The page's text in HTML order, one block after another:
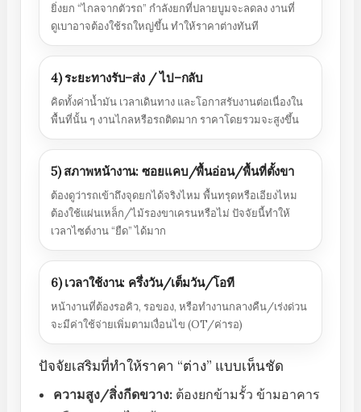
ยิ่งยก “ไกลจากตัวรถ” กำลังยกที่ปลายบูมจะลดลง งานที่
ดูเบาอาจต้องใช้รถใหญ่ขึ้น ทำให้ราคาต่างทันที
4) ระยะทางรับ–ส่ง / ไป–กลับ
คิดทั้งค่าน้ำมัน เวลาเดินทาง และโอกาสรับงานต่อเนื่องใน
พื้นที่นั้น ๆ งานไกลหรือรถติดมาก ราคาโดยรวมจะสูงขึ้น
5) สภาพหน้างาน: ซอยแคบ/พื้นอ่อน/พื้นที่ตั้งขา
ต้องดูว่ารถเข้าถึงจุดยกได้จริงไหม พื้นทรุดหรือเอียงไหม
ต้องใช้แผ่นเหล็ก/ไม้รองขาเครนหรือไม่ ปัจจัยนี้ทำให้
เวลาไซต์งาน “ยืด” ได้มาก
6) เวลาใช้งาน: ครึ่งวัน/เต็มวัน/โอที
หน้างานที่ต้องรอคิว, รอของ, หรือทำงานกลางคืน/เร่งด่วน
จะมีค่าใช้จ่ายเพิ่มตามเงื่อนไข (OT/ค่ารอ)
ปัจจัยเสริมที่ทำให้ราคา “ต่าง” แบบเห็นชัด
ความสูง/สิ่งกีดขวาง:ต้องยกข้ามรั้ว ข้ามอาคาร